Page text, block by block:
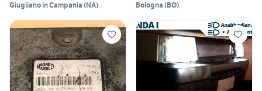
Giugliano in Campania (NA) Bologna (BO)